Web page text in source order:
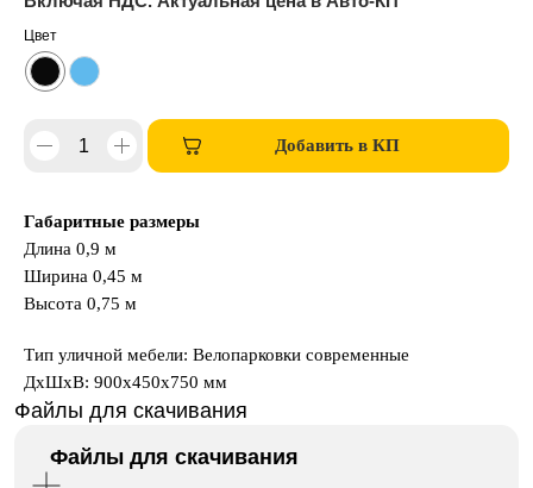
Цвет
Добавить в КП
Габаритные размеры
Длина 0,9 м
Ширина 0,45 м
Высота 0,75 м
Тип уличной мебели: Велопарковки современные
ДxШxВ: 900x450x750 мм
Файлы для скачивания
Файлы для скачивания